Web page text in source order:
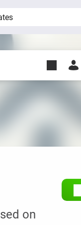
Self-Hosted
Kör Homey på din
on